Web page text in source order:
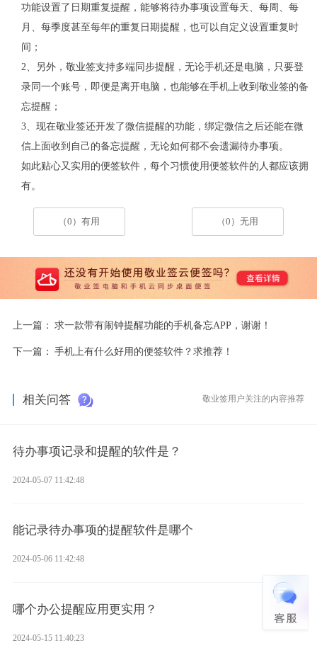
功能设置了日期重复提醒，能够将待办事项设置每天、每周、每
月、每季度甚至每年的重复日期提醒，也可以自定义设置重复时
间；
2、另外，敬业签支持多端同步提醒，无论手机还是电脑，只要登
录同一个账号，即便是离开电脑，也能够在手机上收到敬业签的备
忘提醒；
3、现在敬业签还开发了微信提醒的功能，绑定微信之后还能在微
信上面收到自己的备忘提醒，无论如何都不会遗漏待办事项。
如此贴心又实用的便签软件，每个习惯使用便签软件的人都应该拥
有。
（0）有用 （0）无用
上一篇： 求一款带有闹钟提醒功能的手机备忘APP，谢谢！
下一篇： 手机上有什么好用的便签软件？求推荐！
相关问答 敬业签用户关注的内容推荐
待办事项记录和提醒的软件是？
2024-05-07 11:42:48
能记录待办事项的提醒软件是哪个
2024-05-06 11:42:48
哪个办公提醒应用更实用？
2024-05-15 11:40:23